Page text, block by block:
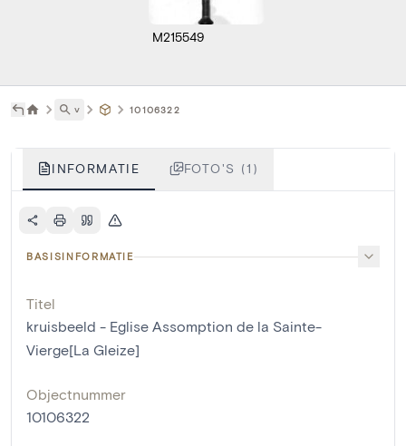
M215549
˅ 10106322
INFORMATIE FOTO'S (1)
BASISINFORMATIE
Titel
kruisbeeld - Eglise Assomption de la Sainte-
Vierge[La Gleize]
Objectnummer
10106322